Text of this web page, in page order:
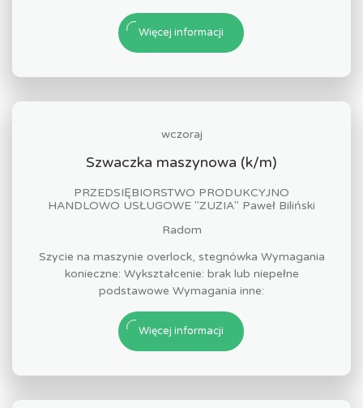
Więcej informacji
wczoraj
Szwaczka maszynowa (k/m)
PRZEDSIĘBIORSTWO PRODUKCYJNO
HANDLOWO USŁUGOWE "ZUZIA" Paweł Biliński
Radom
Szycie na maszynie overlock, stegnówka Wymagania
konieczne: Wykształcenie: brak lub niepełne
podstawowe Wymagania inne:
Więcej informacji